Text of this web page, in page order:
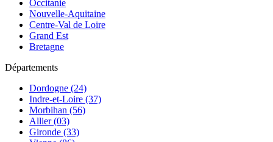
Occitanie
Nouvelle-Aquitaine
Centre-Val de Loire
Grand Est
Bretagne
Départements
Dordogne (24)
Indre-et-Loire (37)
Morbihan (56)
Allier (03)
Gironde (33)